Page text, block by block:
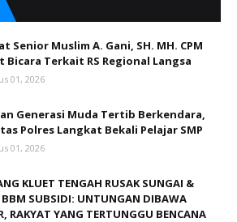
Senior Muslim A. Gani, SH. MH. CPM
Bicara Terkait RS Regional Langsa
01, 2026
Generasi Muda Tertib Berkendara,
Polres Langkat Bekali Pelajar SMP
01, 2026
KLUET TENGAH RUSAK SUNGAI &
BBM SUBSIDI: UNTUNGAN DIBAWA
RAKYAT YANG TERTUNGGU BENCANA